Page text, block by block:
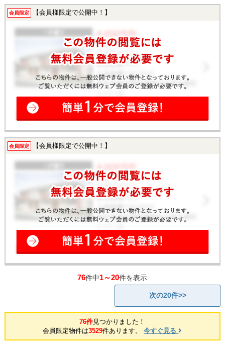
会員限定 【会員様限定で公開中！】
会員限定 【会員様限定で公開中！】
76件中1～20件を表示
次の20件>>
76件見つかりました！
会員限定物件は3529件あります。今すぐ見る